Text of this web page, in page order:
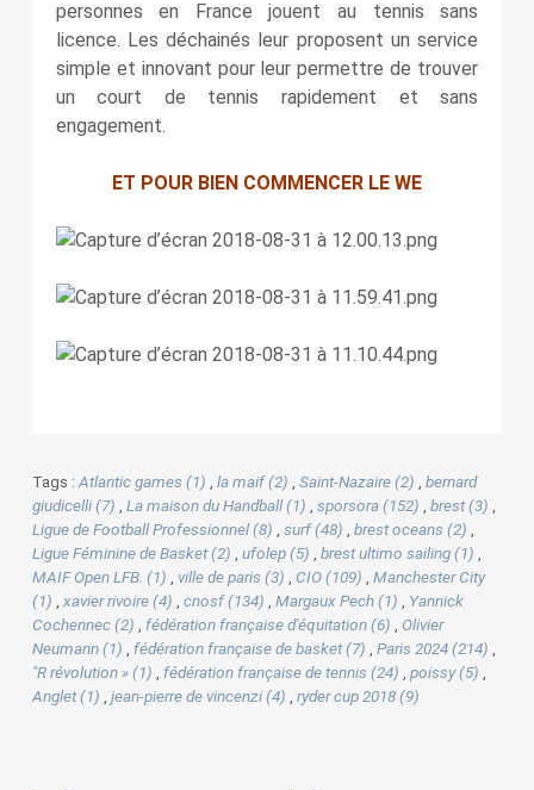
personnes en France jouent au tennis sans
licence. Les déchainés leur proposent un service
simple et innovant pour leur permettre de trouver
un court de tennis rapidement et sans
engagement.
ET POUR BIEN COMMENCER LE WE
Tags :Atlantic games (1) , la maif (2) , Saint-Nazaire (2) , bernard
giudicelli (7) , La maison du Handball (1) , sporsora (152) , brest (3) ,
Ligue de Football Professionnel (8) , surf (48) , brest oceans (2) ,
Ligue Féminine de Basket (2) , ufolep (5) , brest ultimo sailing (1) ,
MAIF Open LFB. (1) , ville de paris (3) , CIO (109) , Manchester City
(1) , xavier rivoire (4) , cnosf (134) , Margaux Pech (1) , Yannick
Cochennec (2) , fédération française d'équitation (6) , Olivier
Neumann (1) , fédération française de basket (7) , Paris 2024 (214) ,
"R révolution » (1) , fédération française de tennis (24) , poissy (5) ,
Anglet (1) , jean-pierre de vincenzi (4) , ryder cup 2018 (9)